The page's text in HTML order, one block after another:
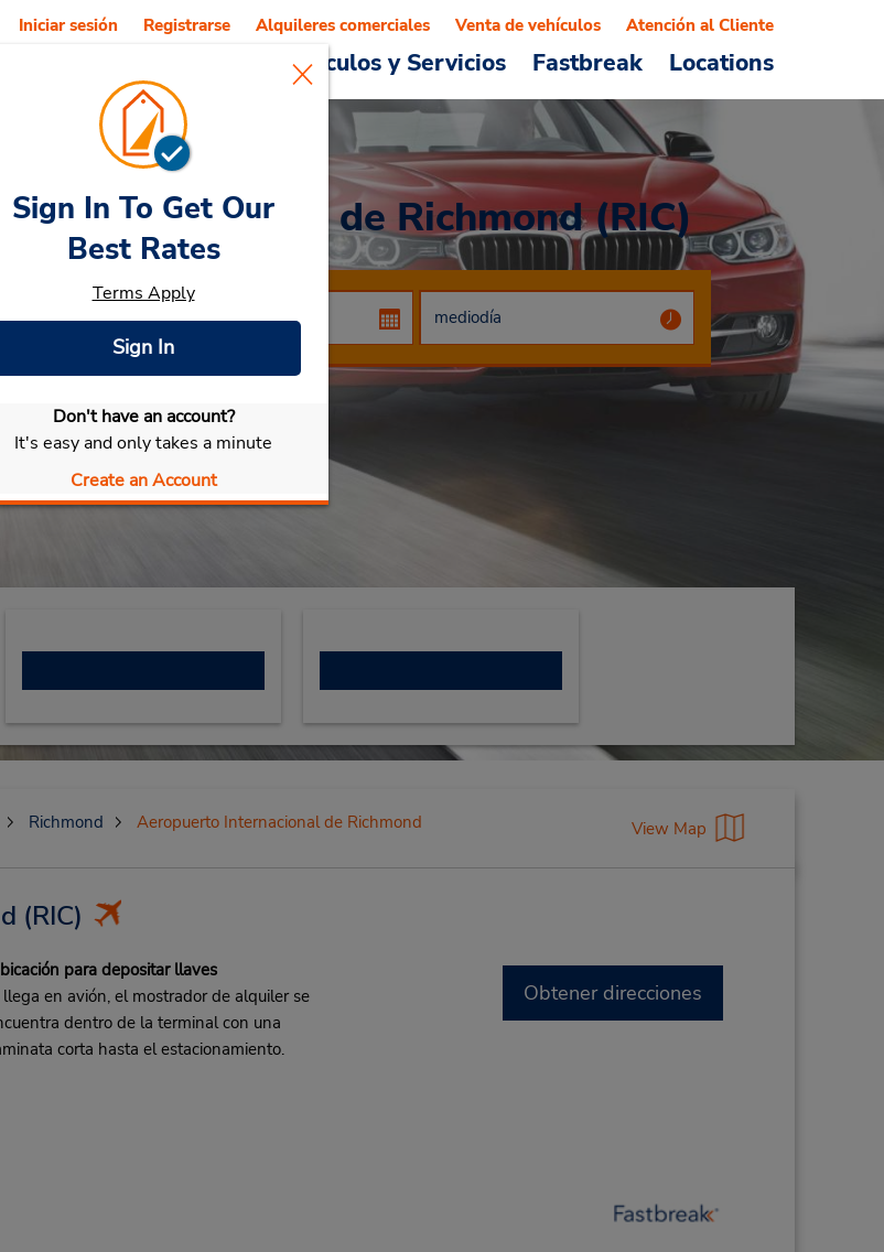
Vehículos y Servicios Fastbreak Locations
Iniciar sesión Registrarse Alquileres comerciales Venta de vehículos Atención al Cliente
Internacional de Richmond (RIC)
Seleccionar mi vehículo
Sign In To Get Our
Best Rates
Terms Apply
Sign In
Don't have an account?
It's easy and only takes a minute
Create an Account
Richmond Aeropuerto Internacional de Richmond View Map
(RIC)
para depositar llaves
llega en avión, el mostrador de alquiler se
dentro de la terminal con una
corta hasta el estacionamiento.
Obtener direcciones